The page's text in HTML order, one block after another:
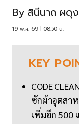
By สินีนาถ ผดุ
19 พ.ค. 69 | 08:50 น.
KEY
CODE
ซักผ้าอุตสาห
เพิ่มอีก 500